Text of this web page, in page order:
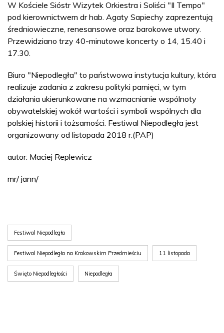
W Kościele Sióstr Wizytek Orkiestra i Soliści "Il Tempo"
pod kierownictwem dr hab. Agaty Sapiechy zaprezentują
średniowieczne, renesansowe oraz barokowe utwory.
Przewidziano trzy 40-minutowe koncerty o 14, 15.40 i
17.30.
Biuro "Niepodległa" to państwowa instytucja kultury, która
realizuje zadania z zakresu polityki pamięci, w tym
działania ukierunkowane na wzmacnianie wspólnoty
obywatelskiej wokół wartości i symboli wspólnych dla
polskiej historii i tożsamości. Festiwal Niepodległa jest
organizowany od listopada 2018 r.(PAP)
autor: Maciej Replewicz
mr/ jann/
Festiwal Niepodległa
Festiwal Niepodległa na Krakowskim Przedmieściu 11 listopada
Święto Niepodległości Niepodległa